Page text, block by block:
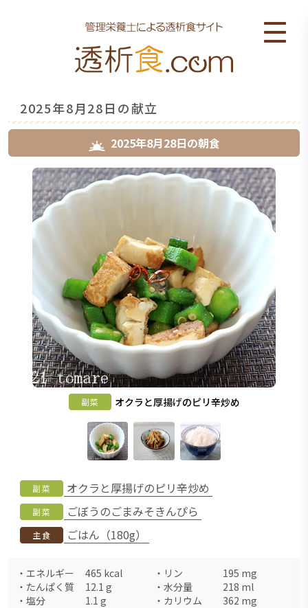
2025年8月28日の献立
2025年8月28日の朝食
副菜 オクラと厚揚げのピリ辛炒め
副菜 オクラと厚揚げのピリ辛炒め
副菜 ごぼうのごまみそきんぴら
主食 ごはん（180g）
・ エネルギー 465 kcal ・ リン 195 mg
・ たんぱく質 12.1 g ・ 水分量 218 ml
・ 塩分 1.1 g ・ カリウム 362 mg